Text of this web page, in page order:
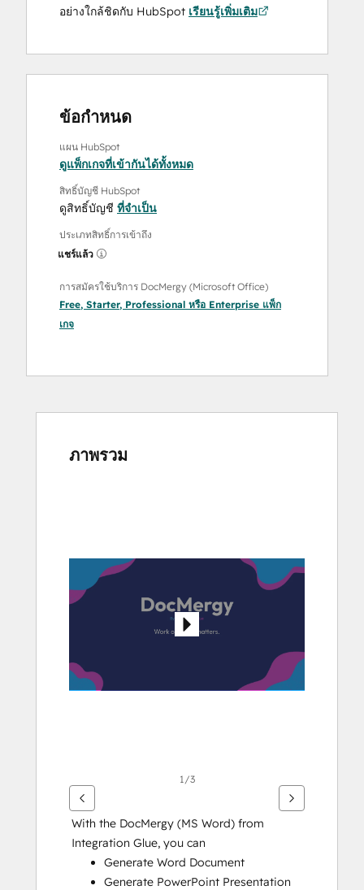
อย่างใกล้ชิดกับ HubSpot เรียนรู้เพิ่มเติม
ข้อกำหนด
แผน HubSpot
ดูแพ็กเกจที่เข้ากันได้ทั้งหมด
สิทธิ์บัญชี HubSpot
ดูสิทธิ์บัญชี ที่จำเป็น
ประเภทสิทธิ์การเข้าถึง
แชร์แล้ว
การสมัครใช้บริการ DocMergy (Microsoft Office)
Free, Starter, Professional หรือ Enterprise แพ็ก
เกจ
ภาพรวม
ราย
1/3
With the DocMergy (MS Word) from
Integration Glue, you can
Generate Word Document
Generate PowerPoint Presentation